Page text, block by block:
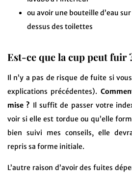
ou avoir une bouteille d’eau
dessus des toilettes
Est-ce que la cup peut fuir
Il n’y a pas de risque de fuite si
explications précédentes).
mise ? Il suffit de passer votre
voir si elle est tordue ou qu’elle
bien suivi mes conseils, elle
repris sa forme initiale.
L’autre raison d’avoir des fuites